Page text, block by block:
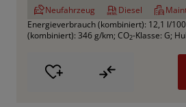
Neufahrzeug
Diesel
Energieverbrauch (kombiniert): 12,1 l/
(kombiniert): 346 g/km; CO2-Klasse: G;